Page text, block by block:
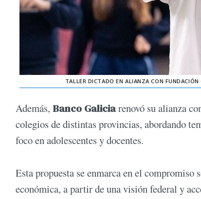
TALLER DICTADO EN ALIANZA CON
Además, Banco Galiciarenovó su alianza
colegios de distintas provincias, abordando
foco en adolescentes y docentes.
Esta propuesta se enmarca en el
económica, a partir de una visión federal y